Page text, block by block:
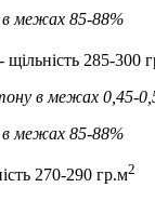
в межах 85-88%
285-300
в межах 0,45-
в межах 85-88%
270-290 гр.м2